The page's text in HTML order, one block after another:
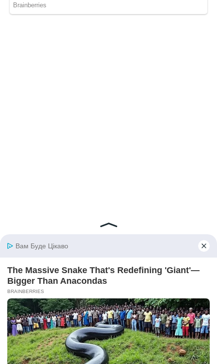
© 2026 iBilingua
Політика конфіденційності та умови користування
сайтом (Privacy Policy)